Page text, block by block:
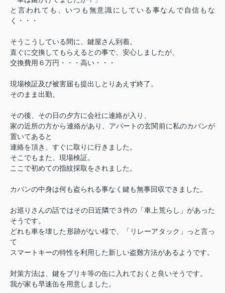
と言われても、いつも無意識にしている事なんで自信もな
く・・・
そうこうしている間に、鍵屋さん到着。
直ぐに交換してもらえるとの事で、安心しましたが、
交換費用６万円・・・高い・・・
現場検証及び被害届も提出しとりあえず終了。
そのまま出勤。
その後、その日の夕方に会社に連絡が入り、
家の近所の方から連絡があり、アパートの玄関前に私のカバンが
置いてあると
連絡を頂き、すぐに取りに行きました。
そこでもまた、現場検証。
ここで初めての指紋採取をされました。
カバンの中身は何も盗られる事なく鍵も無事回収できました。
お巡りさんの話ではその日近隣で３件の「車上荒らし」があった
そうです。
どれも車を壊した形跡がない様で、「リレーアタック」っと言っ
て
スマートキーの特性を利用した新しい盗難方法があるようです。
対策方法は、鍵をブリキ等の缶に入れておくと良いそうです。
我が家も早速缶を用意しました。